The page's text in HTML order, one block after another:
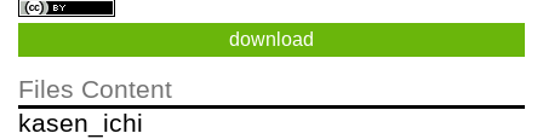
download
Files Content
kasen_ichi